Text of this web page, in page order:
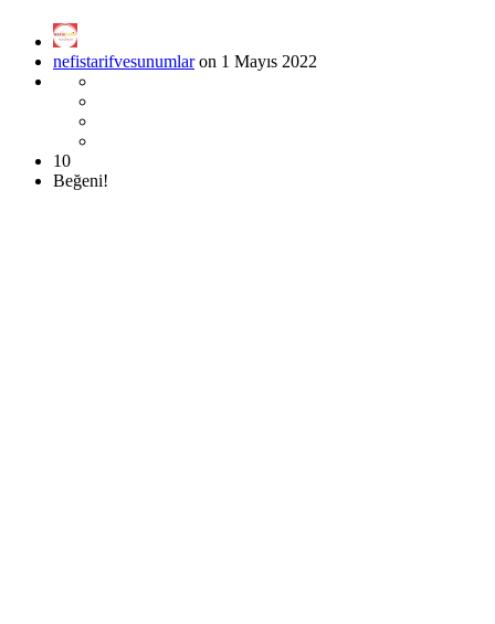
nefistarifvesunumlaron 1 Mayıs 2022
10
Beğeni!